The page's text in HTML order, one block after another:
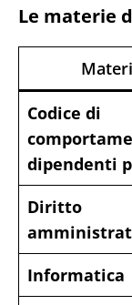
Le materie
Codice di
dipendenti
Diritto
Informatica